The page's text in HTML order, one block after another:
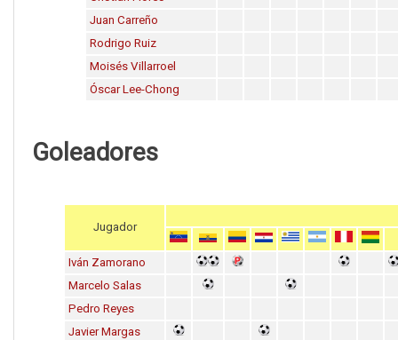
Juan Carreño
Rodrigo Ruiz
Moisés Villarroel
Óscar Lee-Chong
Goleadores
Jugador
Iván Zamorano
Marcelo Salas
Pedro Reyes
Javier Margas